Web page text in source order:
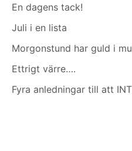
En dagens tack!
Juli i en lista
Morgonstund har guld i
Ettrigt värre….
Fyra anledningar till att